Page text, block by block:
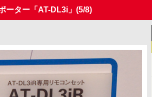
ター「AT-DL3i」 (5/8)